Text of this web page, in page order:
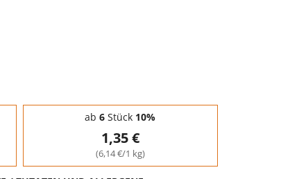
ab 6 Stück 10%
1,35 €
(6,14 €/1 kg)